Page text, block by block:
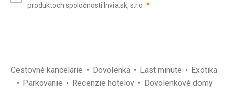
(povinné)
produktoch spoločnosti Invia.sk, s.r.o. *(povinné)
Cestovné kancelárie Dovolenka Last minute
Exotika
Parkovanie
Recenzie hotelov Dovolenkové domy